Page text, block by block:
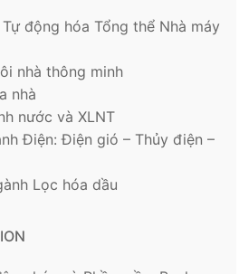
động hóa Tổng thể Nhà máy
nhà thông minh
nhà
nước và XLNT
Điện: Điện gió – Thủy điện –
Lọc hóa dầu